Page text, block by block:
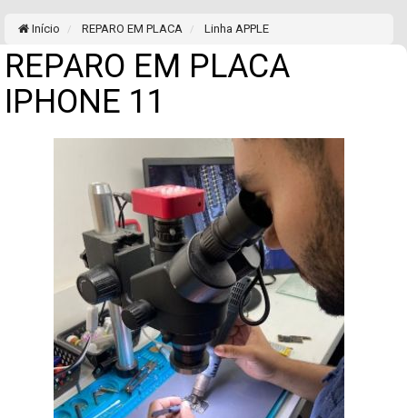
Início REPARO EM PLACA Linha APPLE
REPARO EM PLACA
IPHONE 11